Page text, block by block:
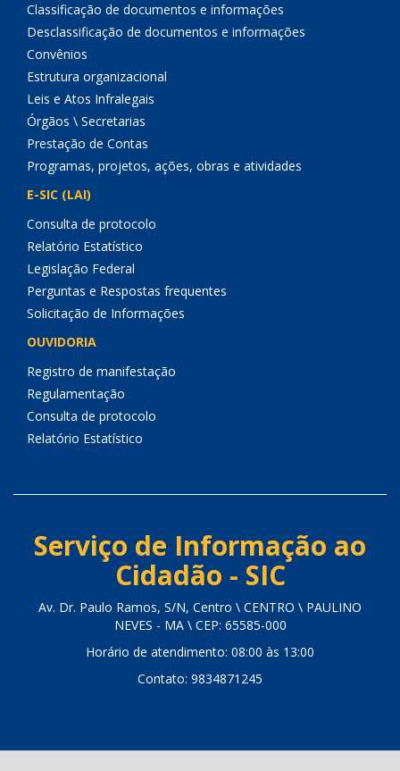
Classificação de documentos e informações
Desclassificação de documentos e informações
Convênios
Estrutura organizacional
Leis e Atos Infralegais
Órgãos \ Secretarias
Prestação de Contas
Programas, projetos, ações, obras e atividades
E-SIC (LAI)
Consulta de protocolo
Relatório Estatístico
Legislação Federal
Perguntas e Respostas frequentes
Solicitação de Informações
OUVIDORIA
Registro de manifestação
Regulamentação
Consulta de protocolo
Relatório Estatístico
Serviço de Informação ao
Cidadão - SIC
Av. Dr. Paulo Ramos, S/N, Centro \ CENTRO \ PAULINO
NEVES - MA \ CEP: 65585-000
Horário de atendimento: 08:00 às 13:00
Contato: 9834871245